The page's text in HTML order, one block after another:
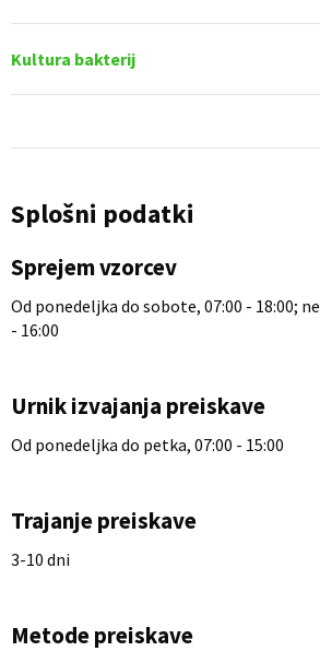
Kultura bakterij
Splošni podatki
Sprejem vzorcev
Od ponedeljka do sobote, 07:00 - 18:00;
- 16:00
Urnik izvajanja preiskave
Od ponedeljka do petka, 07:00 - 15:00
Trajanje preiskave
3-10 dni
Metode preiskave